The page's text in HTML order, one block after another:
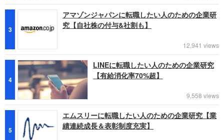
3
アマゾンジャパンに転職したい人のための企業研
究【自社株の付与&社割も】
12,941 views
4
LINEに転職したい人のための企業研究
【有給消化率70%超】
9,558 views
5
エムスリーに転職したい人のための企業研究【業
績連続成長＆表彰制度充実】